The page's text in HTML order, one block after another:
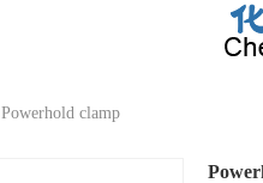
Powerhold clamp